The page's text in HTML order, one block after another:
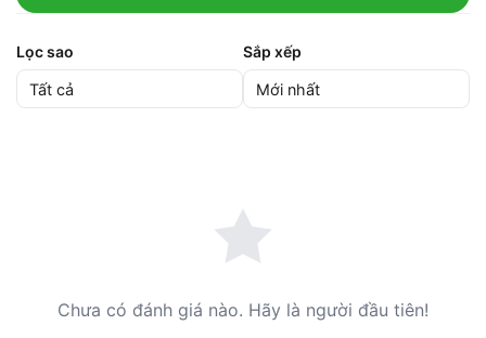
Lọc sao Sắp xếp
Chưa có đánh giá nào. Hãy là người đầu tiên!